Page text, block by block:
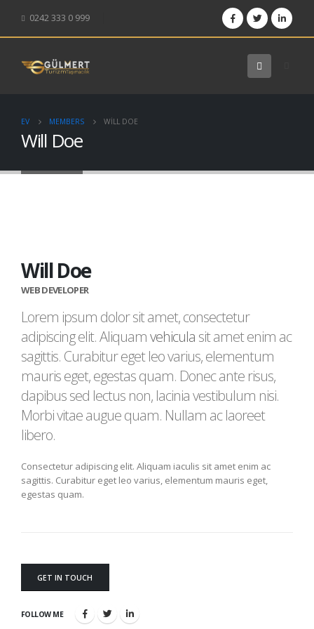
0242 333 0 999
EV MEMBERS WILL DOE
Will Doe
Will Doe
WEB DEVELOPER
Lorem ipsum dolor sit amet, consectetur
adipiscing elit. Aliquamvehicula sit amet enim ac
sagittis. Curabitur eget leo varius, elementum
mauris eget, egestas quam. Donec ante risus,
dapibus sed lectus non, lacinia vestibulum nisi.
Morbi vitae augue quam. Nullam ac laoreet
libero.
Consectetur adipiscing elit. Aliquam iaculis sit amet enim ac
sagittis. Curabitur eget leo varius, elementum mauris eget,
egestas quam.
GET IN TOUCH
FOLLOW ME